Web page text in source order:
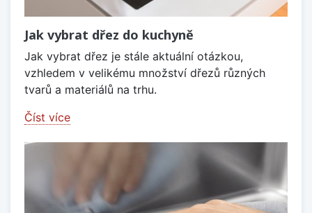
Jak vybrat dřez do kuchyně
Jak vybrat dřez je stále aktuální otázkou,
vzhledem v velikému množství dřezů různých
tvarů a materiálů na trhu.
Číst více